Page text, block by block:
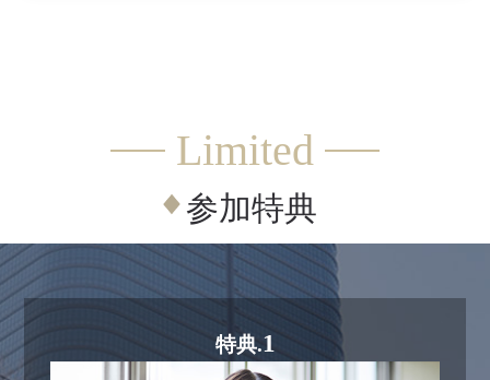
Limited
参加特典
特典.1